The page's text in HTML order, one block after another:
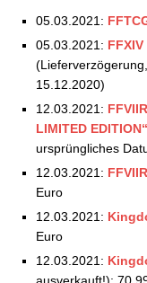
05.03.2021:
05.03.2021:
15.12.2020)
12.03.2021:
LIMITED EDITION“
ursprüngliches
12.03.2021:
Euro
12.03.2021:
Euro
12.03.2021:
ausverkauft!):